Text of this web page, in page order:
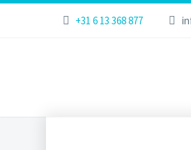
+31 6 13 368 877